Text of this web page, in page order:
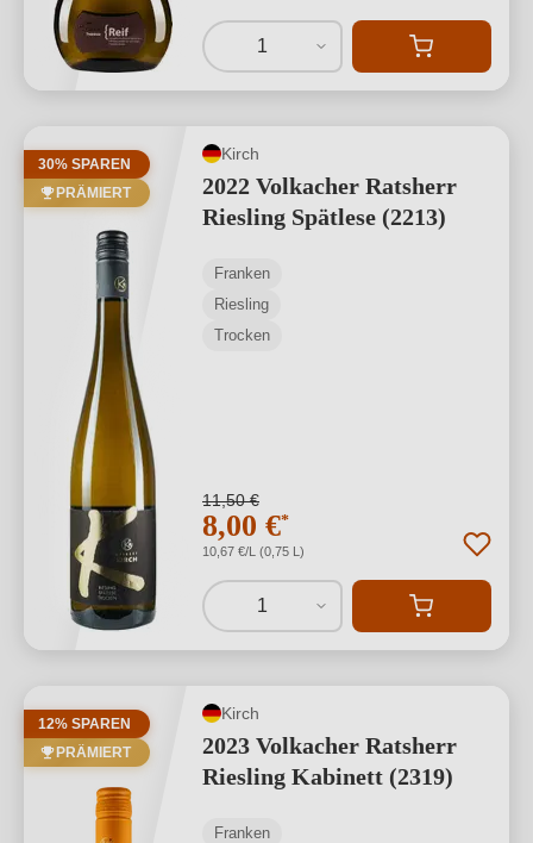
1
30% SPAREN
PRÄMIERT
Kirch
2022 Volkacher Ratsherr
Riesling Spätlese (2213)
Franken
Riesling
Trocken
11,50 €
8,00 €*
10,67 €/L (0,75 L)
1
12% SPAREN
PRÄMIERT
Kirch
2023 Volkacher Ratsherr
Riesling Kabinett (2319)
Franken